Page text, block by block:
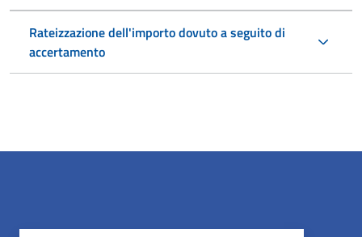
Rateizzazione dell'importo dovuto a seguito di
accertamento